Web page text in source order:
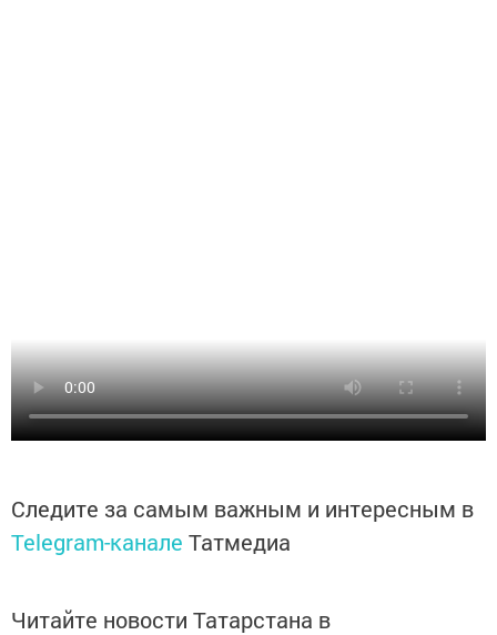
Следите за самым важным и интересным в
Telegram-канале Татмедиа
Читайте новости Татарстана в